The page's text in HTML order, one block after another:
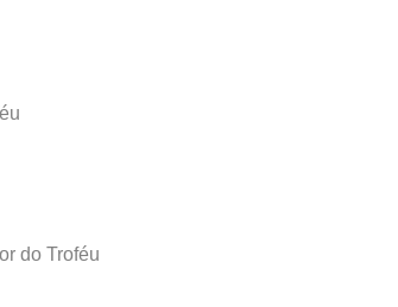
do Troféu